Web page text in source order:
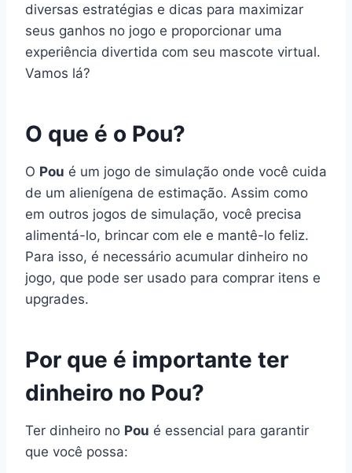
diversas estratégias e dicas para maximizar
seus ganhos no jogo e proporcionar uma
experiência divertida com seu mascote virtual.
Vamos lá?
O que é o Pou?
O Pou é um jogo de simulação onde você cuida
de um alienígena de estimação. Assim como
em outros jogos de simulação, você precisa
alimentá-lo, brincar com ele e mantê-lo feliz.
Para isso, é necessário acumular dinheiro no
jogo, que pode ser usado para comprar itens e
upgrades.
Por que é importante ter
dinheiro no Pou?
Ter dinheiro no Pou é essencial para garantir
que você possa: